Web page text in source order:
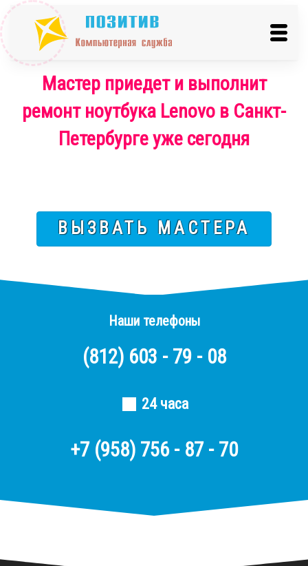
Мастер приедет и выполнит
ремонт ноутбука Lenovo в Санкт-
Петербурге уже сегодня
ВЫЗВАТЬ МАСТЕРА
Наши телефоны
(812) 603 - 79 - 08
24 часа
+7 (958) 756 - 87 - 70